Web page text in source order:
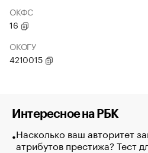
ОКФС
16
ОКОГУ
4210015
Интересное на РБК
Насколько ваш авторитет
атрибутов престижа? Тест